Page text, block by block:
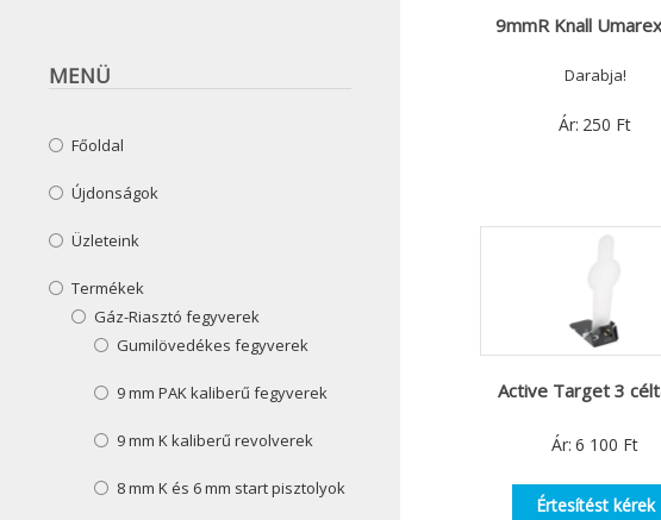
9mmR Knall
Darabja!
Ár: 250 Ft
Active Target 3
Ár: 6 100 Ft
Értesítést kérek
MENÜ
Főoldal
Újdonságok
Üzleteink
Termékek
Gáz-Riasztó fegyverek
Gumilövedékes fegyverek
9 mm PAK kaliberű fegyverek
9 mm K kaliberű revolverek
8 mm K és 6 mm start pisztolyok